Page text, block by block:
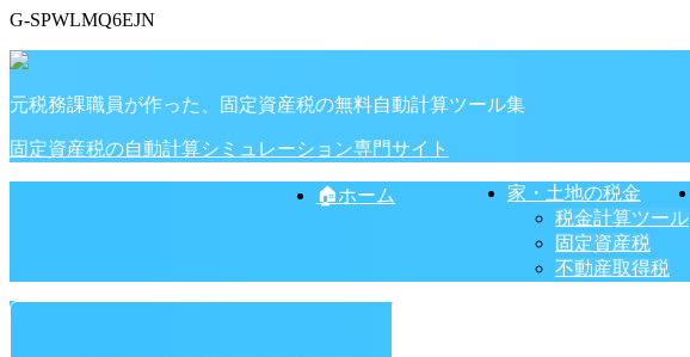
G-SPWLMQ6EJN
元税務課職員が作った、固定資産税の無料自動計算ツール集
固定資産税の自動計算シミュレーション専門サイト
🏠ホーム
家・土地の税金
税金計算ツール
固定資産税
不動産取得税